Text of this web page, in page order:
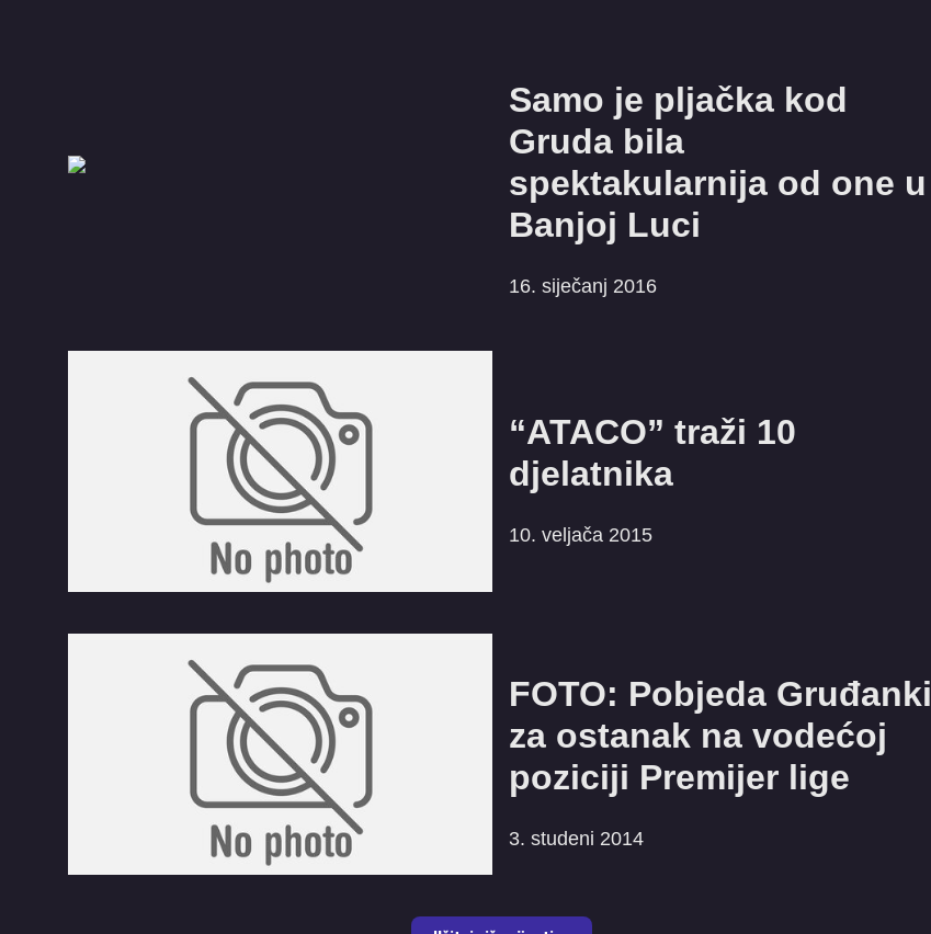
Samo je pljačka kod
Gruda bila
spektakularnija od one u
Banjoj Luci
16. siječanj 2016
“ATACO” traži 10
djelatnika
10. veljača 2015
FOTO: Pobjeda Gruđanki
za ostanak na vodećoj
poziciji Premijer lige
3. studeni 2014